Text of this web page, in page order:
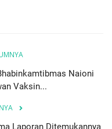
Naioni
Vaksin...
Laporan Ditemukannya